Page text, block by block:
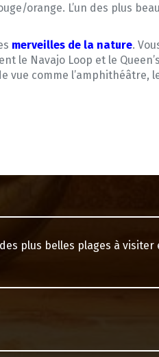
orange. L’un des plus
merveilles de la nature.
le Navajo Loop et le
comme l’amphithéâtre,
plus belles plages à